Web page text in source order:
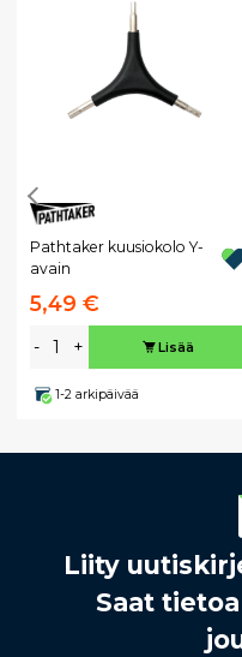
Pathtaker kuusiokolo Y-
avain
5,49 €
- + Lisää
1-2 arkipäivää
Liity
Saat